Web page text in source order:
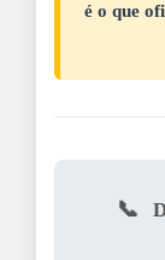
é o que
📞